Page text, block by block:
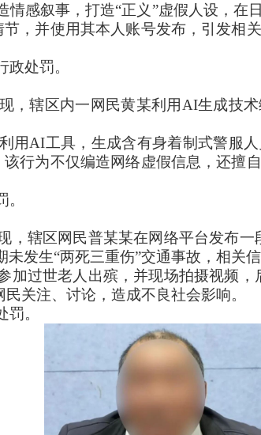
感叙事，打造“正义”虚假人设，在
，并使用其本人账号发布，引发相
处罚。
，辖区内一网民黄某利用AI生成技
用AI工具，生成含有身着制式警服
行为不仅编造网络虚假信息，还擅
辖区网民普某某在网络平台发布一
发生“两死三重伤”交通事故，相关信
加过世老人出殡，并现场拍摄视频
关注、讨论，造成不良社会影响。
。